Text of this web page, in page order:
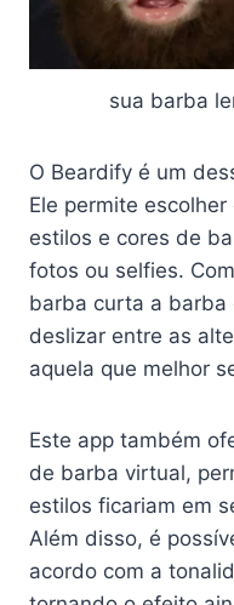
sua barba
O Beardify é um
Ele permite
estilos e cores de
fotos ou selfies.
barba curta a barba
deslizar entre as
aquela que melhor
Este app também
de barba virtual,
estilos ficariam em
Além disso, é
acordo com a